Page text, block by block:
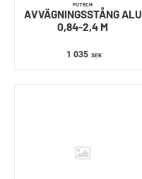
FUTECH
AVVÄGNINGSSTÅNG ALU
0,84-2,4 M
1 035 SEK